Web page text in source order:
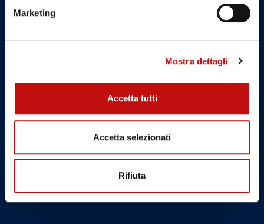
Marketing
Mostra dettagli
Accetta tutti
Accetta selezionati
Rifiuta